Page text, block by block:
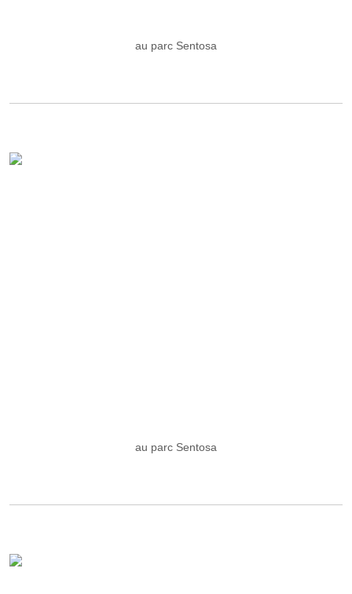
au parc Sentosa
au parc Sentosa